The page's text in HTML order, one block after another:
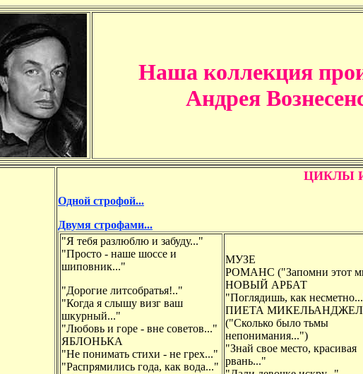
Наша коллекция
Андрея
ЦИКЛЫ
Одной строфой...
Двумя строфами...
"Я тебя разлюблю и забуду..."
"Просто - наше шоссе и
шиповник..."
"Дорогие литсобратья!.."
"Когда я слышу визг ваш
шкурный..."
"Любовь и горе - вне советов..."
ЯБЛОНЬКА
"Не понимать стихи - не грех..."
"Распрямились года, как вода..."
МУЗЕ
РОМАНС ("Запомни этот
НОВЫЙ АРБАТ
"Поглядишь, как
ПИЕТА
("Сколько было тьмы
непонимания...")
"Знай свое место, красивая
рвань..."